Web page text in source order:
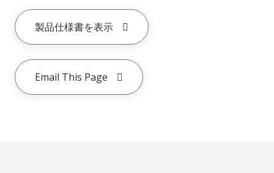
製品仕様書を表示
Email This Page